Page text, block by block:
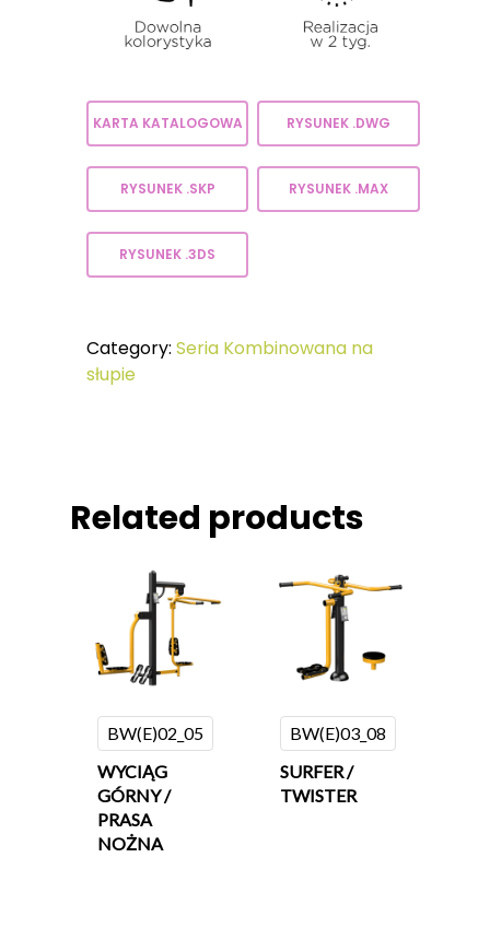
KARTA KATALOGOWA RYSUNEK .DWG
RYSUNEK .SKP RYSUNEK .MAX
RYSUNEK .3DS
Category: Seria Kombinowana na
słupie
Related products
BW(E)02_05
WYCIĄG
GÓRNY /
PRASA
NOŻNA
BW(E)03_08
SURFER /
TWISTER